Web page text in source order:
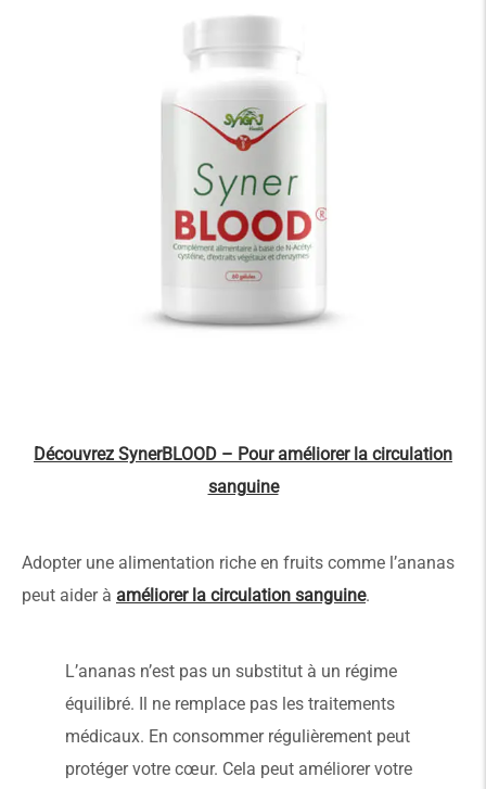
Découvrez SynerBLOOD – Pour améliorer la circulation
sanguine
Adopter une alimentation riche en fruits comme l’ananas
peut aider à améliorer la circulation sanguine.
L’ananas n’est pas un substitut à un régime
équilibré. Il ne remplace pas les traitements
médicaux. En consommer régulièrement peut
protéger votre cœur. Cela peut améliorer votre